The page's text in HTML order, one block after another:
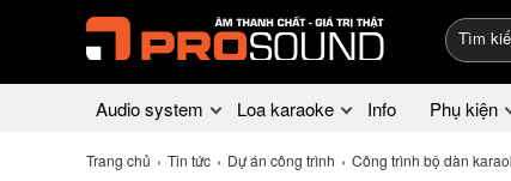
Audio system Loa karaoke Info Phụ kiện
Trang chủ Tin tức Dự án công trình Công trình bộ dàn